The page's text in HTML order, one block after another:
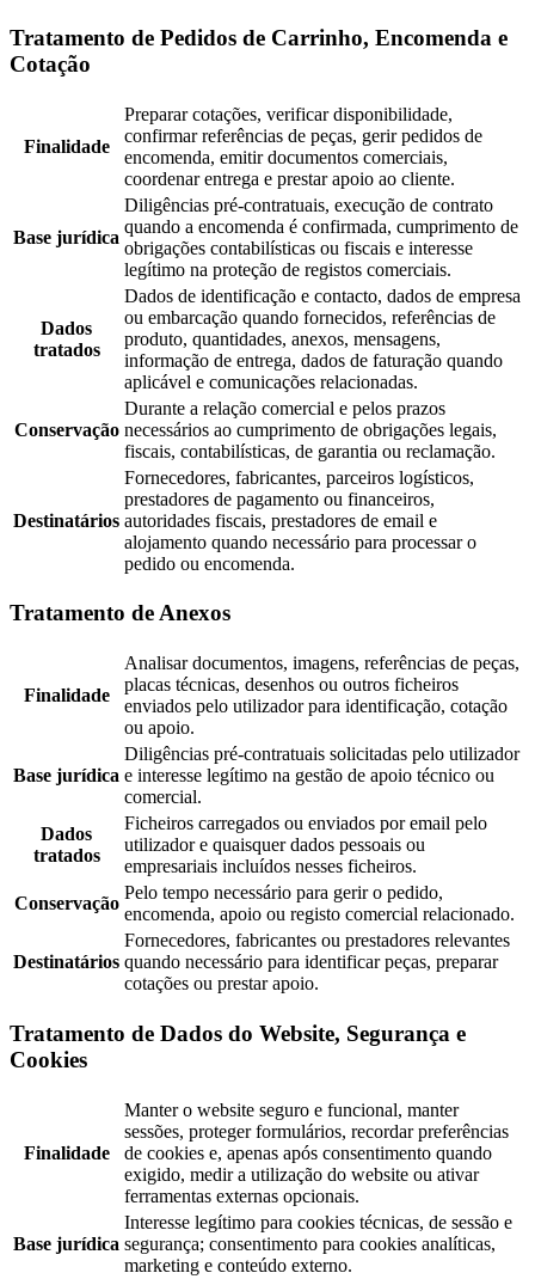
Tratamento de Pedidos de Carrinho, Encomenda e
Cotação
Finalidade
Preparar cotações, verificar disponibilidade,
confirmar referências de peças, gerir pedidos de
encomenda, emitir documentos comerciais,
coordenar entrega e prestar apoio ao cliente.
Base jurídica
Diligências pré-contratuais, execução de contrato
quando a encomenda é confirmada, cumprimento de
obrigações contabilísticas ou fiscais e interesse
legítimo na proteção de registos comerciais.
Dados
tratados
Dados de identificação e contacto, dados de empresa
ou embarcação quando fornecidos, referências de
produto, quantidades, anexos, mensagens,
informação de entrega, dados de faturação quando
aplicável e comunicações relacionadas.
Conservação
Durante a relação comercial e pelos prazos
necessários ao cumprimento de obrigações legais,
fiscais, contabilísticas, de garantia ou reclamação.
Destinatários
Fornecedores, fabricantes, parceiros logísticos,
prestadores de pagamento ou financeiros,
autoridades fiscais, prestadores de email e
alojamento quando necessário para processar o
pedido ou encomenda.
Tratamento de Anexos
Finalidade
Analisar documentos, imagens, referências de peças,
placas técnicas, desenhos ou outros ficheiros
enviados pelo utilizador para identificação, cotação
ou apoio.
Base jurídica
Diligências pré-contratuais solicitadas pelo utilizador
e interesse legítimo na gestão de apoio técnico ou
comercial.
Dados
tratados
Ficheiros carregados ou enviados por email pelo
utilizador e quaisquer dados pessoais ou
empresariais incluídos nesses ficheiros.
Conservação
Pelo tempo necessário para gerir o pedido,
encomenda, apoio ou registo comercial relacionado.
Destinatários
Fornecedores, fabricantes ou prestadores relevantes
quando necessário para identificar peças, preparar
cotações ou prestar apoio.
Tratamento de Dados do Website, Segurança e
Cookies
Finalidade
Manter o website seguro e funcional, manter
sessões, proteger formulários, recordar preferências
de cookies e, apenas após consentimento quando
exigido, medir a utilização do website ou ativar
ferramentas externas opcionais.
Base jurídica
Interesse legítimo para cookies técnicas, de sessão e
segurança; consentimento para cookies analíticas,
marketing e conteúdo externo.